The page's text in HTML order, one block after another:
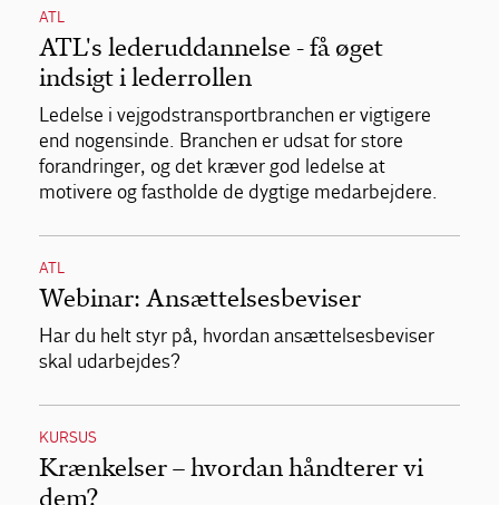
ATL
ATL's lederuddannelse - få øget
indsigt i lederrollen
Ledelse i vejgodstransportbranchen er vigtigere
end nogensinde. Branchen er udsat for store
forandringer, og det kræver god ledelse at
motivere og fastholde de dygtige medarbejdere.
ATL
Webinar: Ansættelsesbeviser
Har du helt styr på, hvordan ansættelsesbeviser
skal udarbejdes?
KURSUS
Krænkelser – hvordan håndterer vi
dem?